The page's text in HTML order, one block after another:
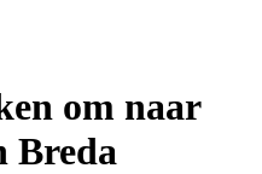
om naar
Breda